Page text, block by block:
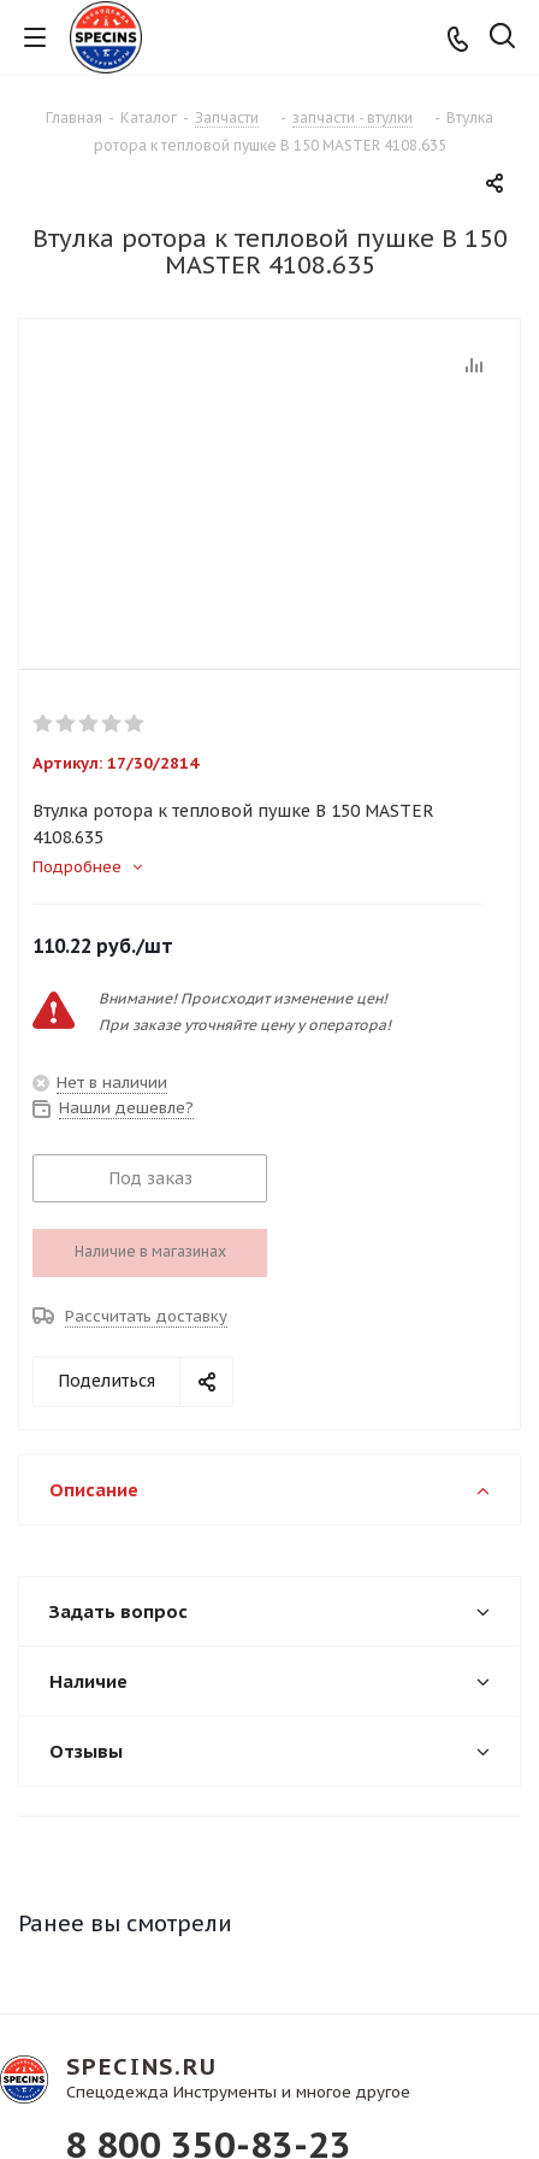
Главная - Каталог - Запчасти - запчасти - втулки - Втулка
ротора к тепловой пушке B 150 MASTER 4108.635
Втулка ротора к тепловой пушке B 150
MASTER 4108.635
Артикул: 17/30/2814
Втулка ротора к тепловой пушке B 150 MASTER
4108.635
Подробнее
110.22 руб./шт
Внимание! Происходит изменение цен!
При заказе уточняйте цену у оператора!
Нет в наличии
Нашли дешевле?
Под заказ
Наличие в магазинах
Рассчитать доставку
Поделиться
Описание
Задать вопрос
Наличие
Отзывы
Ранее вы смотрели
SPECINS.RU
Спецодежда Инструменты и многое другое
8 800 350-83-23